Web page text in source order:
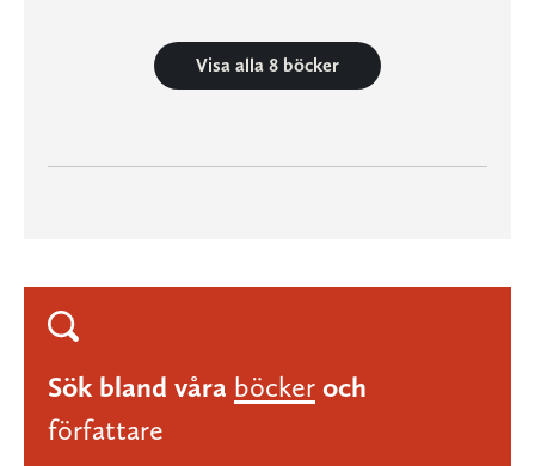
Visa alla 8 böcker
Sök bland våra böcker och
författare